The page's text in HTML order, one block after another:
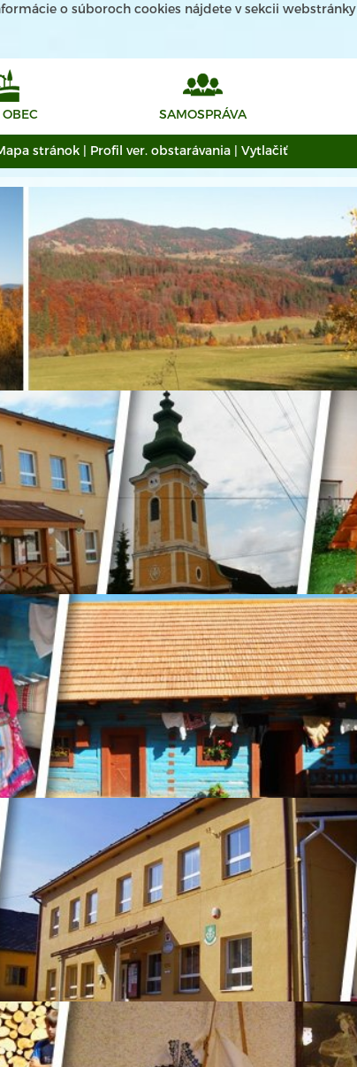
o súboroch cookies nájdete v sekcii webstránky
SAMOSPRÁVA
stránok | Profil ver. obstarávania | Vytlačiť